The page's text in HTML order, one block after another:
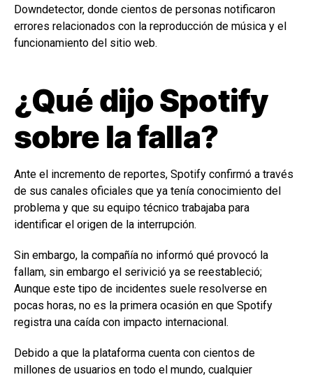
Downdetector, donde cientos de personas notificaron
errores relacionados con la reproducción de música y el
funcionamiento del sitio web.
¿Qué dijo Spotify
sobre la falla?
Ante el incremento de reportes, Spotify confirmó a través
de sus canales oficiales que ya tenía conocimiento del
problema y que su equipo técnico trabajaba para
identificar el origen de la interrupción.
Sin embargo, la compañía no informó qué provocó la
fallam, sin embargo el serivició ya se reestableció;
Aunque este tipo de incidentes suele resolverse en
pocas horas, no es la primera ocasión en que Spotify
registra una caída con impacto internacional.
Debido a que la plataforma cuenta con cientos de
millones de usuarios en todo el mundo, cualquier